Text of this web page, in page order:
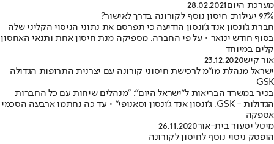
מערכת היום28.02.2021
97% יעילות: חיסון נוסף לקורונה בדרך לאישור?
חברת ג'ונסון אנד ג'ונסון הודיעה כי תפרסם את נתוני הניסוי הקליני שלה
בסוף חודש ינואר • על פי החברה, מספיקה מנת חיסון אחת ותנאי האחסון
קלים במיוחד
אור קיש23.12.2020
ישראל מנהלת מו"מ לרכישת חיסוני קורונה עם יצרנית התרופות הגדולה
GSK
בכיר במשרד הבריאות ל"ישראל היום": "מנהלים שיחות עם כל החברות
הגדולות - GSK, ג'ונסון אנד ג'ונסון וסאנופי" • עד כה נחתמו ארבעה הסכמי
אספקה
מיטל יסעור בית-אור26.11.2020
הופסק ניסוי נוסף לחיסון לקורונה